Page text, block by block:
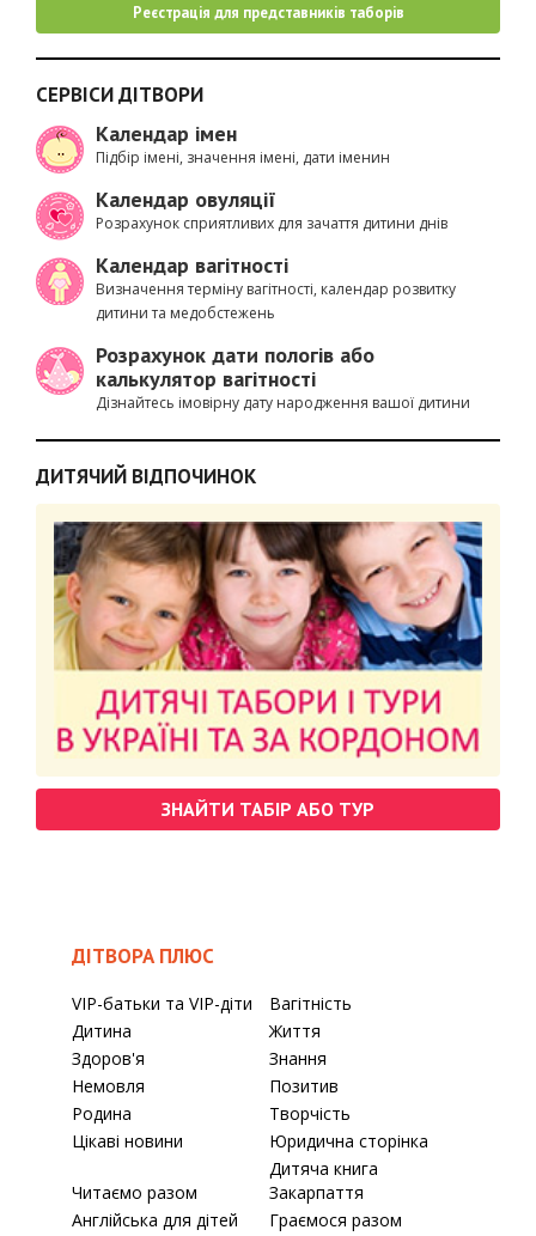
Реєстрація для представників таборів
СЕРВІСИ ДІТВОРИ
Календар імен
Підбір імені, значення імені, дати іменин
Календар овуляції
Розрахунок сприятливих для зачаття дитини днів
Календар вагітності
Визначення терміну вагітності, календар розвитку
дитини та медобстежень
Розрахунок дати пологів або
калькулятор вагітності
Дізнайтесь імовірну дату народження вашої дитини
ДИТЯЧИЙ ВІДПОЧИНОК
ЗНАЙТИ ТАБІР АБО ТУР
ДІТВОРА ПЛЮС
VIP-батьки та VIP-діти
Вагітність
Дитина
Життя
Здоров'я
Знання
Немовля
Позитив
Родина
Творчість
Цікаві новини
Юридична сторінка
Читаємо разом
Дитяча книга
Закарпаття
Англійська для дітей
Граємося разом